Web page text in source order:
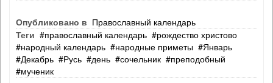
Опубликовано в Православный календарь
Теги
православный календарь
рождество христово
народный календарь
народные приметы
Январь
Декабрь
Русь день сочельник
преподобный
мученик